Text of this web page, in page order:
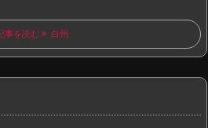
事を読む 白州